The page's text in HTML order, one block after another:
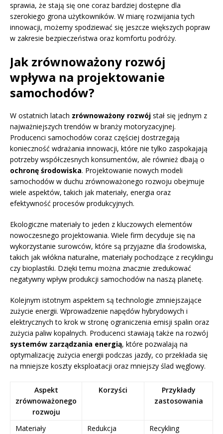
sprawia, że stają się one coraz bardziej dostępne dla
szerokiego grona użytkowników. W miarę rozwijania tych
innowacji, możemy spodziewać się jeszcze większych popraw
w zakresie bezpieczeństwa oraz komfortu podróży.
Jak zrównoważony rozwój
wpływa na projektowanie
samochodów?
W ostatnich latach zrównoważony rozwój stał się jednym z
najważniejszych trendów w branży motoryzacyjnej.
Producenci samochodów coraz częściej dostrzegają
konieczność wdrażania innowacji, które nie tylko zaspokajają
potrzeby współczesnych konsumentów, ale również dbają o
ochronę środowiska. Projektowanie nowych modeli
samochodów w duchu zrównoważonego rozwoju obejmuje
wiele aspektów, takich jak materiały, energia oraz
efektywność procesów produkcyjnych.
Ekologiczne materiały to jeden z kluczowych elementów
nowoczesnego projektowania. Wiele firm decyduje się na
wykorzystanie surowców, które są przyjazne dla środowiska,
takich jak włókna naturalne, materiały pochodzące z recyklingu
czy bioplastiki. Dzięki temu można znacznie zredukować
negatywny wpływ produkcji samochodów na naszą planetę.
Kolejnym istotnym aspektem są technologie zmniejszające
zużycie energii. Wprowadzenie napędów hybrydowych i
elektrycznych to krok w stronę ograniczenia emisji spalin oraz
zużycia paliw kopalnych. Producenci stawiają także na rozwój
systemów zarządzania energią, które pozwalają na
optymalizację zużycia energii podczas jazdy, co przekłada się
na mniejsze koszty eksploatacji oraz mniejszy ślad węglowy.
Aspekt
zrównoważonego
rozwoju
Korzyści
Przykłady
zastosowania
Materiały
Redukcja
Recykling